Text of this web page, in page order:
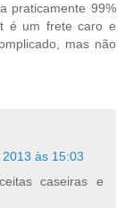
praticamente 99%
é um frete caro e
mas não
às 15:03
caseiras e